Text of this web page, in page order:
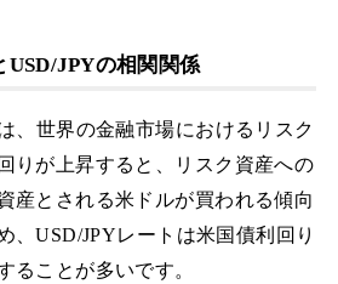
USD/JPYの相関関係
、世界の金融市場におけるリスク
りが上昇すると、リスク資産への
産とされる米ドルが買われる傾向
、USD/JPYレートは米国債利回り
ることが多いです。